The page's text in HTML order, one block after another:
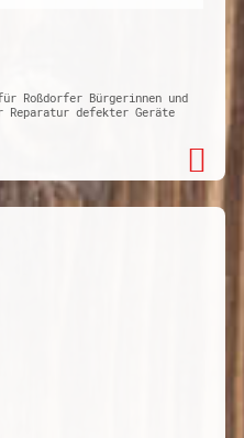
Roßdorfer Bürgerinnen und
defekter Geräte